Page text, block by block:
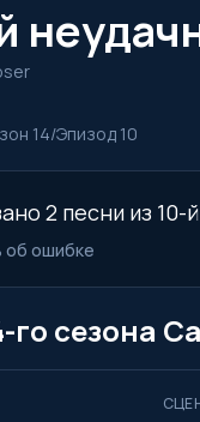
14/Эпизод 10
2 песни из
ошибке
го сезона